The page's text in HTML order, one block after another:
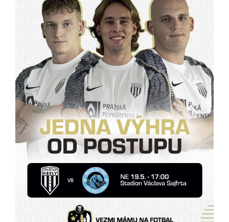
vypnete
používání
analytických
cookies ve
vztahu k Vaší
návštěvě,
ztrácíme
možnost
analýzy
výkonu a
optimalizace
našich
opatření.
Personalizované
soubory cookie
Používáme rovněž